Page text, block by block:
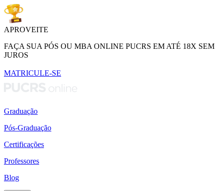
APROVEITE
FAÇA SUA PÓS OU MBA ONLINE PUCRS EM ATÉ 18X SEM
JUROS
MATRICULE-SE
Graduação
Pós-Graduação
Certificações
Professores
Blog